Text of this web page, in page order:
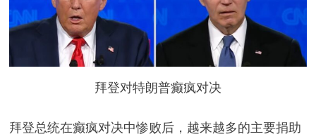
拜登对特朗普癫疯对决
拜登总统在癫疯对决中惨败后，越来越多的主要捐助